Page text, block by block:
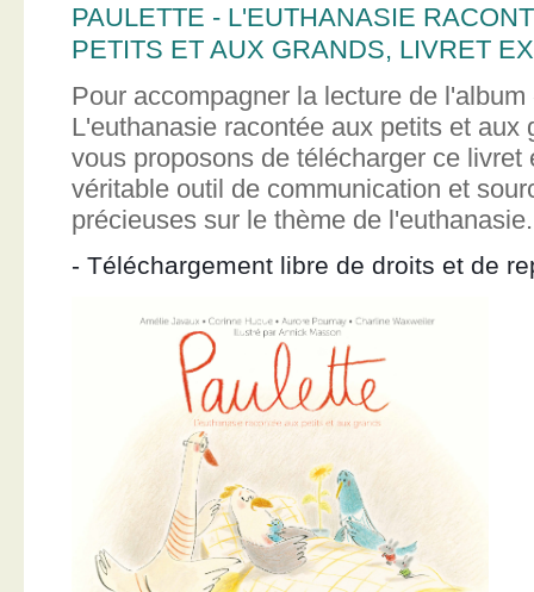
PAULETTE - L'EUTHANASIE
PETITS ET AUX GRANDS, LIVRET
Pour accompagner la lecture de
L'euthanasie racontée aux petits et aux
vous proposons de télécharger ce livret
véritable outil de communication et
précieuses sur le thème de l'euthanasie.
- Téléchargement libre de droits et de